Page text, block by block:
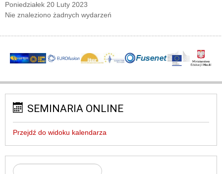
Poniedziałek 20 Luty 2023
Nie znaleziono żadnych wydarzeń
SEMINARIA ONLINE
Przejdź do widoku kalendarza